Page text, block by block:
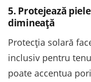
5. Protejează
dimineață
Protecția solară
inclusiv pentru
poate accentua